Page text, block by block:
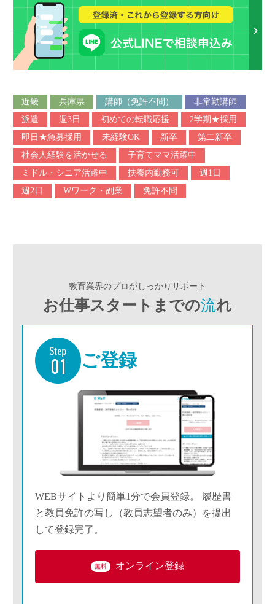
近畿 兵庫県 講師（免許不問）
非常勤講師
派遣
週3日 初めての転職応援
2学期★採用
即日★急募採用
未経験OK 新卒
第二新卒
社会人経験を活かせる
子育てママ活躍中
ミドル・シニア活躍中
扶養内勤務可
週1日
週2日
Wワーク・副業 免許不問
教育業界のプロがしっかりサポート
お仕事スタートまでの流れ
ご登録
WEBサイトより簡単1分で会員登録。 履歴書
と教員免許の写し（教員志望者のみ）を提出
して登録完了。
無料 オンライン登録